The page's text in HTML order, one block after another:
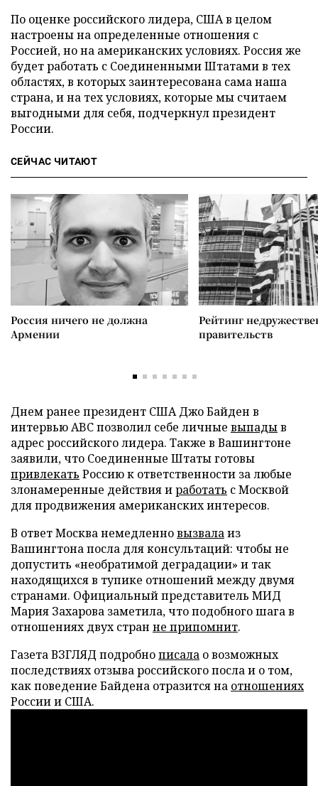
По оценке российского лидера, США в целом
настроены на определенные отношения с
Россией, но на американских условиях. Россия же
будет работать с Соединенными Штатами в тех
областях, в которых заинтересована сама наша
страна, и на тех условиях, которые мы считаем
выгодными для себя, подчеркнул президент
России.
СЕЙЧАС ЧИТАЮТ
Россия ничего не должна
Армении
Рейтинг
правительств
Днем ранее президент США Джо Байден в
интервью ABC позволил себе личные выпадыв
адрес российского лидера. Также в Вашингтоне
заявили, что Соединенные Штаты готовы
привлекать Россию к ответственности за любые
злонамеренные действия иработать с Москвой
для продвижения американских интересов.
В ответ Москва немедленновызвалаиз
Вашингтона посла для консультаций: чтобы не
допустить «необратимой деградации» и так
находящихся в тупике отношений между двумя
странами. Официальный представитель МИД
Мария Захарова заметила, что подобного шага в
отношениях двух стран не припомнит.
Газета ВЗГЛЯД подробнописала о возможных
последствиях отзыва российского посла и о том,
как поведение Байдена отразится на отношениях
России и США.